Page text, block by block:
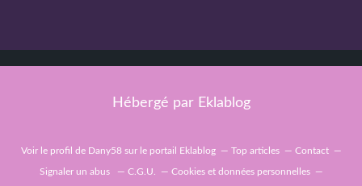
Hébergé par Eklablog
Voir le profil de Dany58sur le portail Eklablog Top articles Contact
Signaler un abus C.G.U. Cookies et données personnelles